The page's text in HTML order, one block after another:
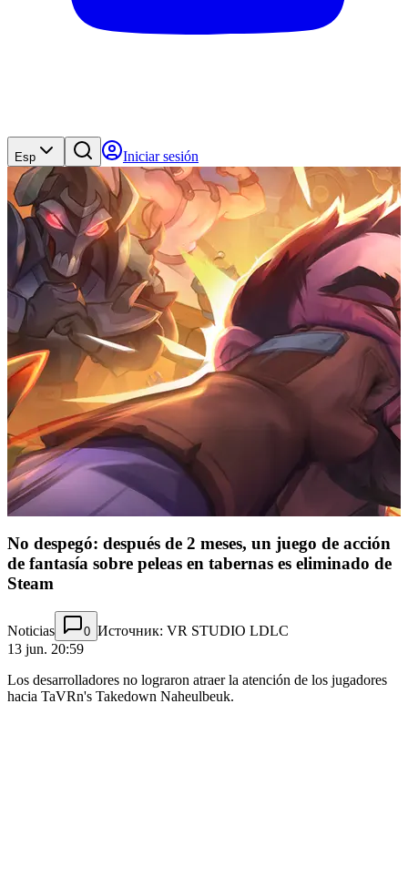
Esp Iniciar sesión
No despegó: después de 2 meses, un juego de acción
de fantasía sobre peleas en tabernas es eliminado de
Steam
Noticias 0 Источник: VR STUDIO LDLC
13 jun. 20:59
Los desarrolladores no lograron atraer la atención de los jugadores
hacia TaVRn's Takedown Naheulbeuk.